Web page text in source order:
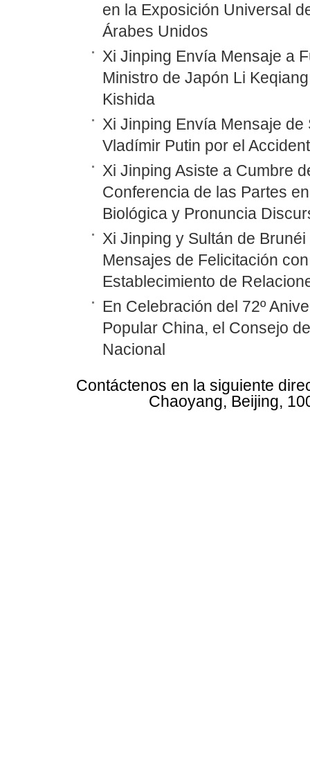
en la Exposición Universal
Árabes Unidos
Xi Jinping Envía Mensaje a
Ministro de Japón Li
Kishida
Xi Jinping Envía Mensaje
Vladímir Putin por el
Xi Jinping Asiste a Cumbre
Conferencia de las Partes
Biológica y Pronuncia
Xi Jinping y Sultán de
Mensajes de Felicitación
Establecimiento de
En Celebración del 72º
Popular China, el Consejo
Nacional
Contáctenos en la siguiente
Chaoyang, Beijing,